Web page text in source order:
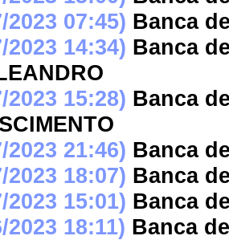
2023 07:45) Banca
2023 14:34) Banca
2023 15:28) Banca
2023 21:46) Banca
2023 18:07) Banca
2023 15:01) Banca
2023 18:11) Banca